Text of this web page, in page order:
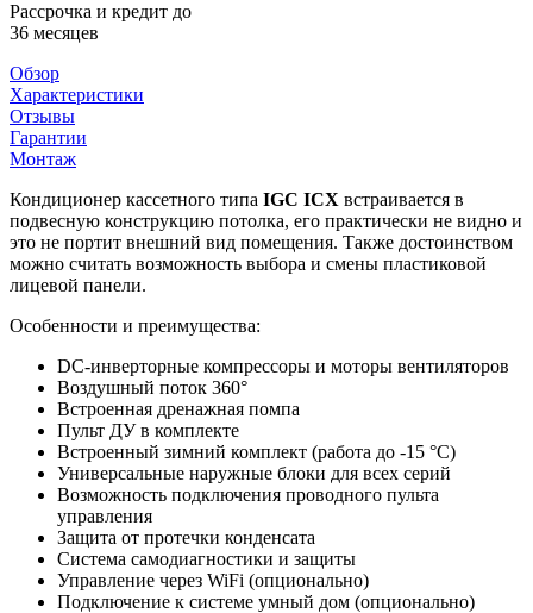
Рассрочка и кредит до
36 месяцев
Обзор
Характеристики
Отзывы
Гарантии
Монтаж
Кондиционер кассетного типа IGC ICХ встраивается в
подвесную конструкцию потолка, его практически не видно и
это не портит внешний вид помещения. Также достоинством
можно считать возможность выбора и смены пластиковой
лицевой панели.
Особенности и преимущества:
DС-инверторные компрессоры и моторы вентиляторов
Воздушный поток 360°
Встроенная дренажная помпа
Пульт ДУ в комплекте
Встроенный зимний комплект (работа до -15 °С)
Универсальные наружные блоки для всех серий
Возможность подключения проводного пульта
управления
Защита от протечки конденсата
Система самодиагностики и защиты
Управление через WiFi (опционально)
Подключение к системе умный дом (опционально)